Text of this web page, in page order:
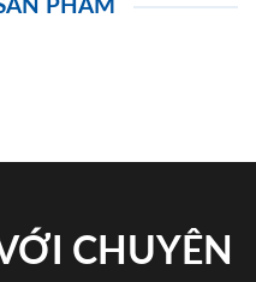
PHẨM
CHUYÊN